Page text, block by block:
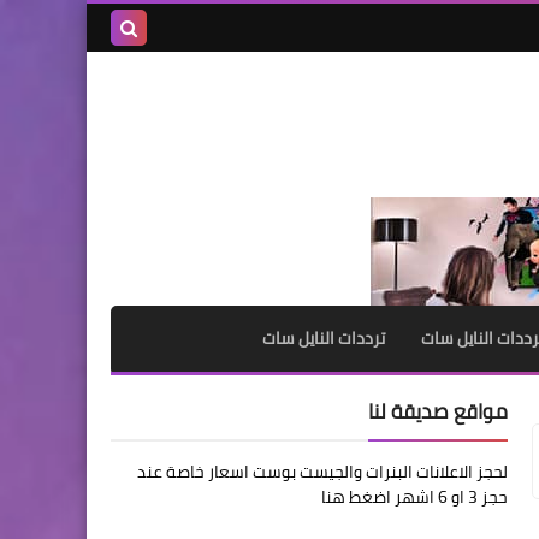
النايل سات ترددات النايل سات
مواقع صديقة لنا
لحجز الاعلانات البنرات والجيست بوست اسعار خاصة عند
حجز 3 او 6 اشهر اضغط هنا